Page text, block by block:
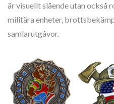
är visuellt slående utan
militära enheter,
samlarutgåvor.